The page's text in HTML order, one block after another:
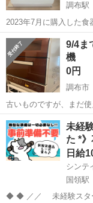
調布駅
2023年7月に購入した食
口からの給水ホース、カゴ、取説付き 【
【食洗機サイズ】縦：
す） 【傷...
東京 調布市 調
9/4
機
0円
調布市
古いものですが、まだ使
作確認済みですが、 中
いたします。
東京 調布市 キ
未経
た *
日給
国領駅
◆ ◆ ／／ 未経験スタート9割以上！ 経験や知識は一切不要で始